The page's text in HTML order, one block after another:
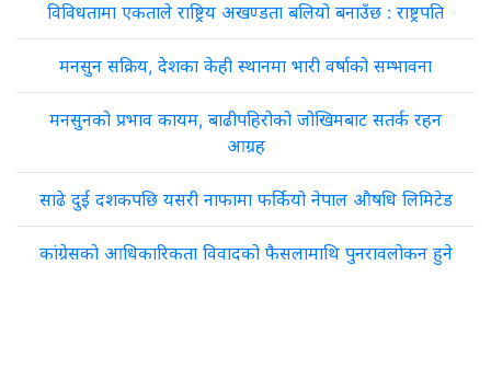
विविधतामा एकताले राष्ट्रिय अखण्डता बलियो बनाउँछ : राष्ट्रपति
मनसुन सक्रिय, देशका केही स्थानमा भारी वर्षाको सम्भावना
मनसुनको प्रभाव कायम, बाढीपहिरोको जोखिमबाट सतर्क रहन
आग्रह
साढे दुई दशकपछि यसरी नाफामा फर्कियो नेपाल औषधि लिमिटेड
कांग्रेसको आधिकारिकता विवादको फैसलामाथि पुनरावलोकन हुने